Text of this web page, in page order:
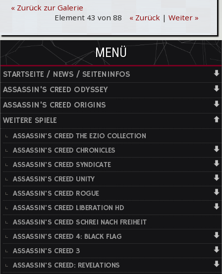
« Zurück zur Galerie
Element 43 von 88
« Zurück | Weiter »
MENÜ
STARTSEITE / NEWS / SEITENINFOS
ASSASSIN'S CREED ODYSSEY
ASSASSIN'S CREED ORIGINS
WEITERE SPIELE
ASSASSIN'S CREED THE EZIO COLLECTION
ASSASSIN'S CREED CHRONICLES
ASSASSIN'S CREED SYNDICATE
ASSASSIN'S CREED UNITY
ASSASSIN'S CREED ROGUE
ASSASSIN'S CREED LIBERATION HD
ASSASSIN'S CREED SCHREI NACH FREIHEIT
ASSASSIN'S CREED 4: BLACK FLAG
ASSASSIN'S CREED 3
ASSASSIN'S CREED: REVELATIONS